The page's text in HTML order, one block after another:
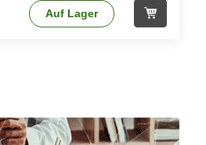
Auf Lager